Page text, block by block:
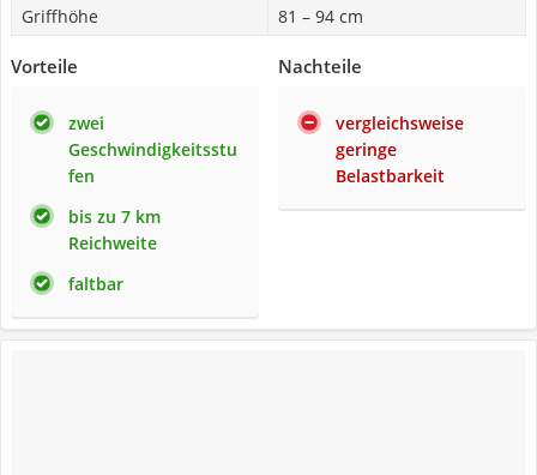
Griffhöhe
81 – 94 cm
Vorteile
zwei
Geschwindigkeitsstu
fen
bis zu 7 km
Reichweite
faltbar
Nachteile
vergleichsweise
geringe
Belastbarkeit